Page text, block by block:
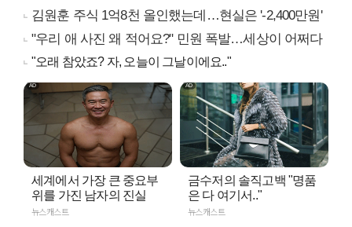
김원훈 주식 1억8천 올인했는데…현실은 '-2,400만원'
"우리 애 사진 왜 적어요?" 민원 폭발…세상이 어쩌다
"오래 참았죠? 자, 오늘이 그날이에요.."
세계에서 가장 큰 중요부
위를 가진 남자의 진실
뉴스캐스트
금수저의 솔직고백 "명품
은 다 여기서.."
뉴스캐스트